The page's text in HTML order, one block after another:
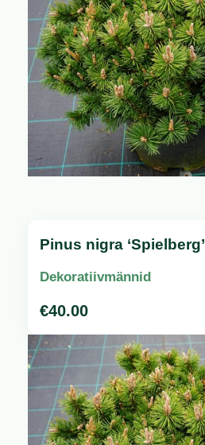
Pinus nigra ‘Spielberg’
Dekoratiivmännid
€40.00